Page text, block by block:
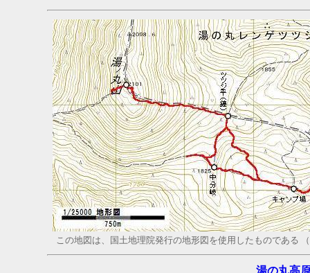
この地図は、国土地理院発行の地形図を使用したものである
湯の丸高